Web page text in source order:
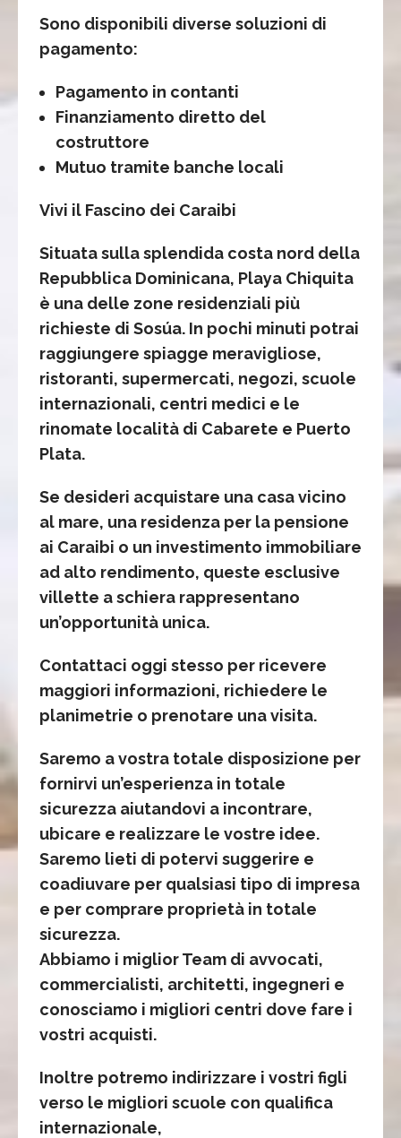
Sono disponibili diverse soluzioni di
pagamento:
Pagamento in contanti
Finanziamento diretto del
costruttore
Mutuo tramite banche locali
Vivi il Fascino dei Caraibi
Situata sulla splendida costa nord della
Repubblica Dominicana, Playa Chiquita
è una delle zone residenziali più
richieste di Sosúa. In pochi minuti potrai
raggiungere spiagge meravigliose,
ristoranti, supermercati, negozi, scuole
internazionali, centri medici e le
rinomate località di Cabarete e Puerto
Plata.
Se desideri acquistare una casa vicino
al mare, una residenza per la pensione
ai Caraibi o un investimento immobiliare
ad alto rendimento, queste esclusive
villette a schiera rappresentano
un’opportunità unica.
Contattaci oggi stesso per ricevere
maggiori informazioni, richiedere le
planimetrie o prenotare una visita.
Saremo a vostra totale disposizione per
fornirvi un’esperienza in totale
sicurezza aiutandovi a incontrare,
ubicare e realizzare le vostre idee.
Saremo lieti di potervi suggerire e
coadiuvare per qualsiasi tipo di impresa
e per comprare proprietà in totale
sicurezza.
Abbiamo i miglior Team di avvocati,
commercialisti, architetti, ingegneri e
conosciamo i migliori centri dove fare i
vostri acquisti.
Inoltre potremo indirizzare i vostri figli
verso le migliori scuole con qualifica
internazionale,